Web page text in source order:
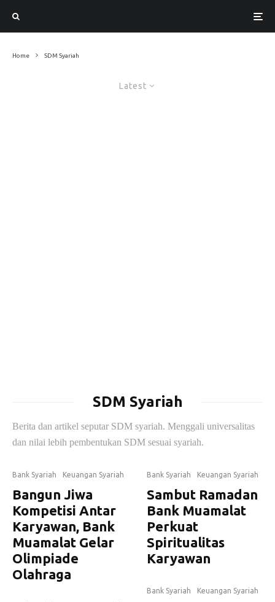
Home SDM Syariah
Latest
SDM Syariah
Berita dan artikel seputar SDM syariah. Menggali universalitas
dan nilai lebih pembentukan SDM sesuai syariah.
Bank Syariah Keuangan Syariah
Bangun Jiwa
Kompetisi Antar
Karyawan, Bank
Muamalat Gelar
Olimpiade
Olahraga
Bank Syariah Keuangan Syariah
Sambut Ramadan
Bank Muamalat
Perkuat
Spiritualitas
Karyawan
Bank Syariah Keuangan Syariah